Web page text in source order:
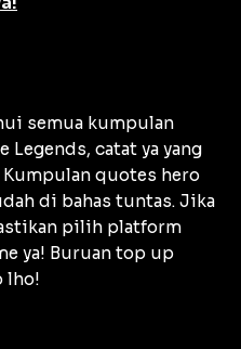
semua kumpulan
catat ya yang
Kumpulan quotes hero
di bahas tuntas. Jika
pilih platform
ya! Buruan top up
lho!